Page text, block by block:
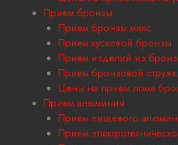
Прием бронзы
Прием бронзы микс
Прием кусковой бронзы
Прием изделий из
Прием бронзовой
Цены на прием лома
Прием алюминия
Прием пищевого
Прием